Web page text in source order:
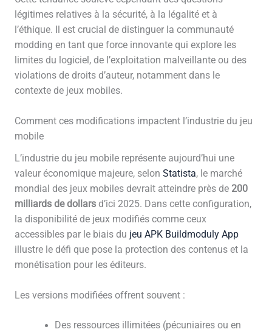
légitimes relatives à la sécurité, à la légalité et à
l’éthique. Il est crucial de distinguer la communauté
modding en tant que force innovante qui explore les
limites du logiciel, de l’exploitation malveillante ou des
violations de droits d’auteur, notamment dans le
contexte de jeux mobiles.
Comment ces modifications impactent l’industrie du jeu
mobile
L’industrie du jeu mobile représente aujourd’hui une
valeur économique majeure, selon Statista, le marché
mondial des jeux mobiles devrait atteindre près de 200
milliards de dollarsd’ici 2025. Dans cette configuration,
la disponibilité de jeux modifiés comme ceux
accessibles par le biais du jeu APK Buildmoduly App
illustre le défi que pose la protection des contenus et la
monétisation pour les éditeurs.
Les versions modifiées offrent souvent :
Des ressources illimitées (pécuniaires ou en